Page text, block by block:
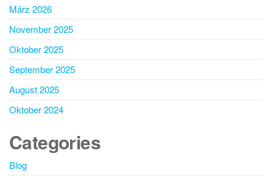
März 2026
November 2025
Oktober 2025
September 2025
August 2025
Oktober 2024
Categories
Blog